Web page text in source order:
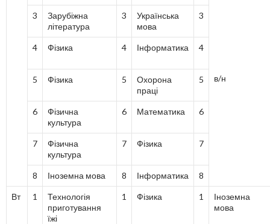
в/н
3
Зарубіжна
література
3
Українська
мова
3
4 Фізика 4 Інформатика 4
5 Фізика 5
Охорона
праці
5
6
Фізична
культура
6 Математика 6
7
Фізична
культура
7 Фізика 7
8 Іноземна мова 8 Інформатика 8
Вт 1
Технологія
приготування
їжі
1 Фізика 1
Іноземна
мова